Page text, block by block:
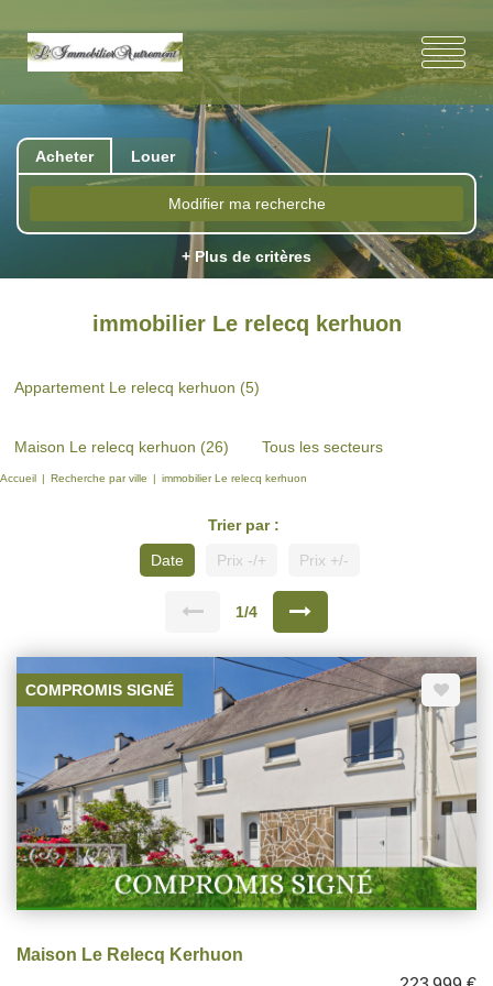
Acheter Louer
Modifier ma recherche
+ Plus de critères
immobilier Le relecq kerhuon
Appartement Le relecq kerhuon (5)
Maison Le relecq kerhuon (26) Tous les secteurs
Accueil Recherche par ville immobilier Le relecq kerhuon
Trier par :
Date
Prix -/+ Prix +/-
1/4
COMPROMIS SIGNÉ
Maison Le Relecq Kerhuon